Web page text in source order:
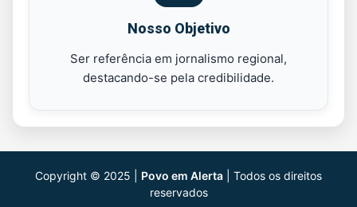
Nosso Objetivo
Ser referência em jornalismo regional,
destacando-se pela credibilidade.
Copyright © 2025 | Povo em Alerta | Todos os direitos
reservados